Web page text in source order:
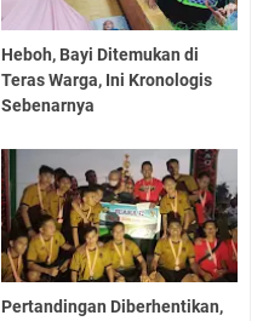
Heboh, Bayi Ditemukan di
Teras Warga, Ini Kronologis
Sebenarnya
Pertandingan Diberhentikan,